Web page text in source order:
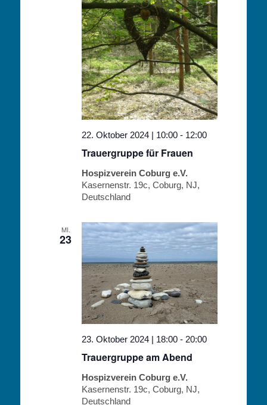
Trauergruppe für Frauen
22. Oktober 2024 | 10:00 - 12:00
Hospizverein Coburg e.V.
Kasernenstr. 19c, Coburg, NJ,
Deutschland
MI.
23
Trauergruppe am Abend
23. Oktober 2024 | 18:00 - 20:00
Hospizverein Coburg e.V.
Kasernenstr. 19c, Coburg, NJ,
Deutschland